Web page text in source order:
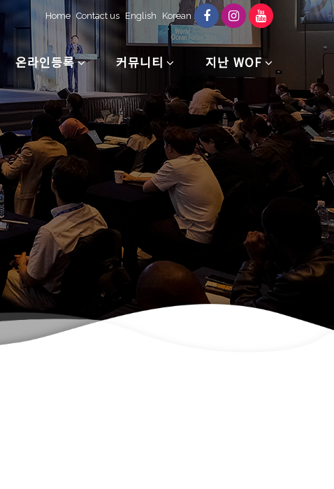
Home Contact us English Korean
온라인등록 커뮤니티 지난 WOF